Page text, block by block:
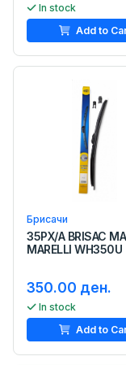
In stock
Add to
Брисачи
35PX/A BRISAC
MARELLI WH350U
350.00 ден.
In stock
Add to